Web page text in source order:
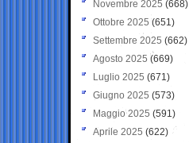
Novembre 2025 (668)
Ottobre 2025 (651)
Settembre 2025 (662)
Agosto 2025 (669)
Luglio 2025 (671)
Giugno 2025 (573)
Maggio 2025 (591)
Aprile 2025 (622)